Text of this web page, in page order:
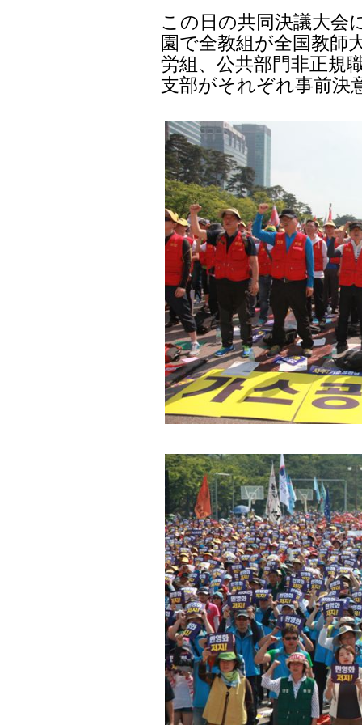
この日の共同決議大会
園で全教組が全国教師
労組、公共部門非正規
支部がそれぞれ事前決